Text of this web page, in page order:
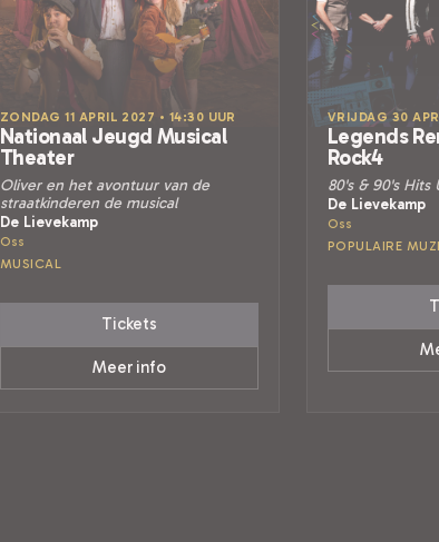
ZONDAG 11 APRIL 2027 • 14:30 UUR
Nationaal Jeugd Musical
Theater
Oliver en het avontuur van de
straatkinderen de musical
De Lievekamp
Oss
MUSICAL
Tickets
Meer info
VRIJDAG 30
Legends
Rock4
80's & 90's Hits
De Lievekamp
Oss
POPULAIRE